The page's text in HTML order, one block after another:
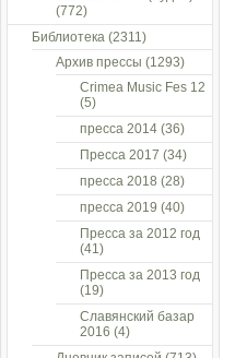
(772)
Библиотека (2311)
Архив прессы (1293)
Crimea Music Fes 12
(5)
пресса 2014 (36)
Пресса 2017 (34)
пресса 2018 (28)
пресса 2019 (40)
Пресса за 2012 год
(41)
Пресса за 2013 год
(19)
Славянский базар
2016 (4)